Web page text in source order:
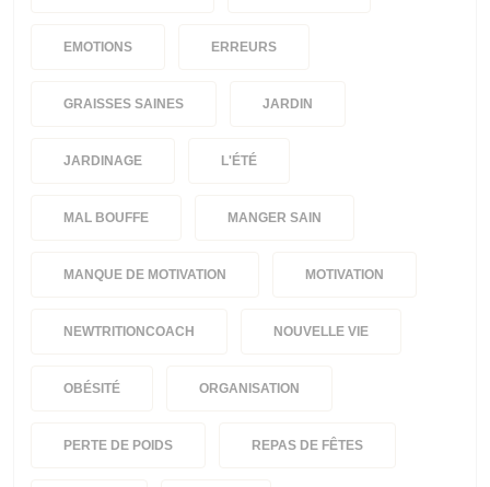
EMOTIONS ERREURS
GRAISSES SAINES JARDIN
JARDINAGE L'ÉTÉ
MAL BOUFFE MANGER SAIN
MANQUE DE MOTIVATION MOTIVATION
NEWTRITIONCOACH NOUVELLE VIE
OBÉSITÉ ORGANISATION
PERTE DE POIDS REPAS DE FÊTES